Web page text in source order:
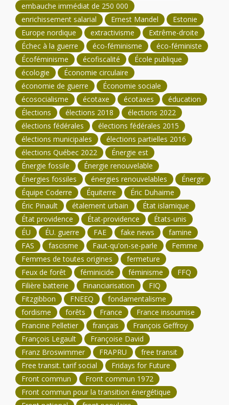
embauche immédiat de 250 000
enrichissement salarial
Ernest Mandel
Estonie
Europe nordique
extractivisme
Extrême-droite
Échec à la guerre
éco-féminisme
éco-féministe
Écoféminisme
écofiscalité
École publique
écologie
Économie circulaire
économie de guerre
Économie sociale
écosocialisme
écotaxe écotaxes
éducation
Élections
élections 2018
élections 2022
élections fédérales
élections fédérales 2015
élections municipales
élections partielles 2016
élections Québec 2022
Énergie est
Énergie fossile
Énergie renouvelable
Énergies fossiles
énergies renouvelables
Énergir
Équipe Coderre
Équiterre
Éric Duhaime
Éric Pinault
étalement urbain
État islamique
État providence
État-providence
États-unis
ÉU
ÉU. guerre FAE fake news
famine
FAS
fascisme Faut-qu'on-se-parle
Femme
Femmes de toutes origines
fermeture
Feux de forêt
féminicide féminisme
FFQ
Filière batterie
Financiarisation
FIQ
Fitzgibbon
FNEEQ
fondamentalisme
fordisme
forêts France
France insoumise
Francine Pelletier
français
François Geffroy
François Legault
Françoise David
Franz Broswimmer
FRAPRU
free transit
Free transit. tarif social
Fridays for Future
Front commun
Front commun 1972
Front commun pour la transition énergétique